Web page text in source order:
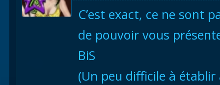
C’est exact, ce ne sont
de pouvoir vous
BiS
(Un peu difficile à établir